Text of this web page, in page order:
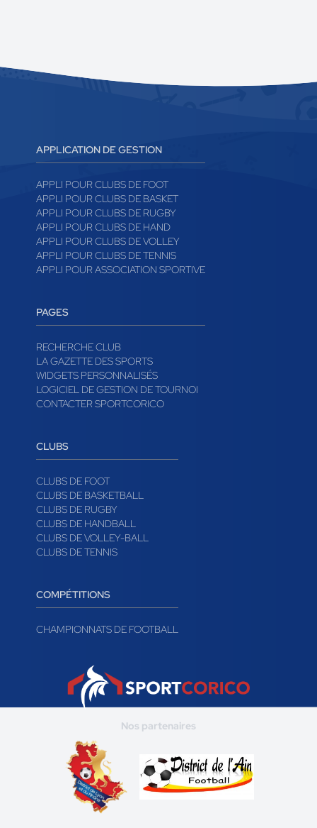
APPLICATION DE GESTION
APPLI POUR CLUBS DE FOOT
APPLI POUR CLUBS DE BASKET
APPLI POUR CLUBS DE RUGBY
APPLI POUR CLUBS DE HAND
APPLI POUR CLUBS DE VOLLEY
APPLI POUR CLUBS DE TENNIS
APPLI POUR ASSOCIATION SPORTIVE
PAGES
RECHERCHE CLUB
LA GAZETTE DES SPORTS
WIDGETS PERSONNALISÉS
LOGICIEL DE GESTION DE TOURNOI
CONTACTER SPORTCORICO
CLUBS
CLUBS DE FOOT
CLUBS DE BASKETBALL
CLUBS DE RUGBY
CLUBS DE HANDBALL
CLUBS DE VOLLEY-BALL
CLUBS DE TENNIS
COMPÉTITIONS
CHAMPIONNATS DE FOOTBALL
Nos partenaires